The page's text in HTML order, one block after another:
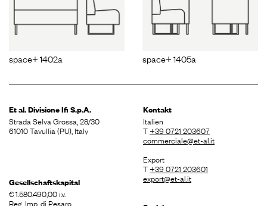
space+ 1402a space+ 1405a
Et al. DivisioneIfi S.p.A.
Strada Selva Grossa, 28/30
61010 Tavullia (PU), Italy
Gesellschaftskapital
€ 1.580.490,00 i.v.
Reg. Imp. di Pesaro
Kontakt
Italien
T+39 0721 203607
commerciale@et-al.it
Export
T+39 0721 203601
export@et-al.it